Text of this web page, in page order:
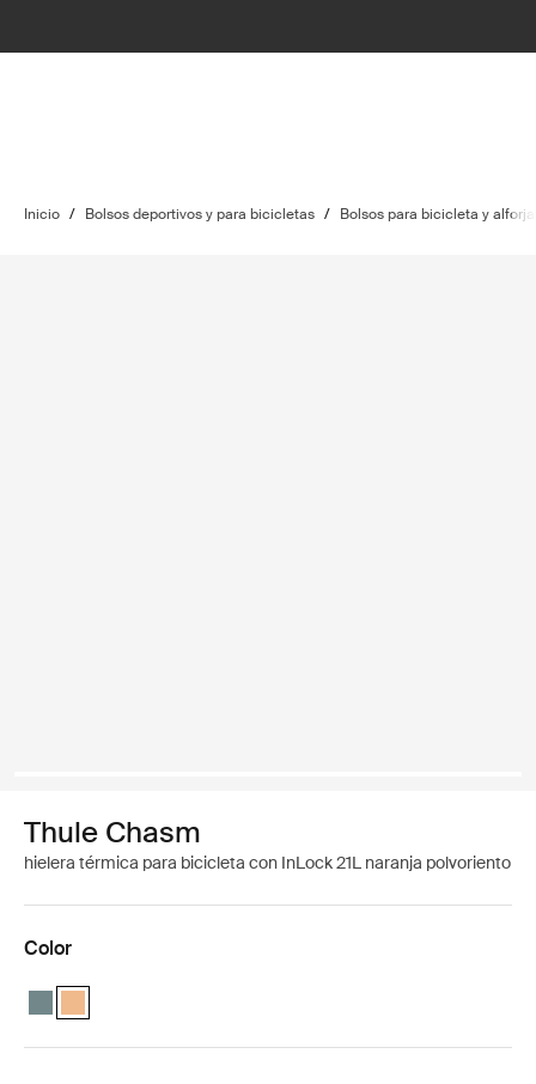
Inicio / Bolsos deportivos y para bicicletas / Bolsos para bicicleta y
Thule Chasm
hielera térmica para bicicleta con InLock 21L naranja polvoriento
Color
Thule Chasm cooler with InLock 21L Azul medio
Thule Chasm cooler with InLock 21L Naranja polvoriento